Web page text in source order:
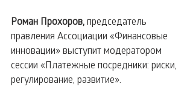
Роман Прохоров, председатель
правления Ассоциации «Финансовые
инновации» выступит модератором
сессии «Платежные посредники: риски,
регулирование, развитие».